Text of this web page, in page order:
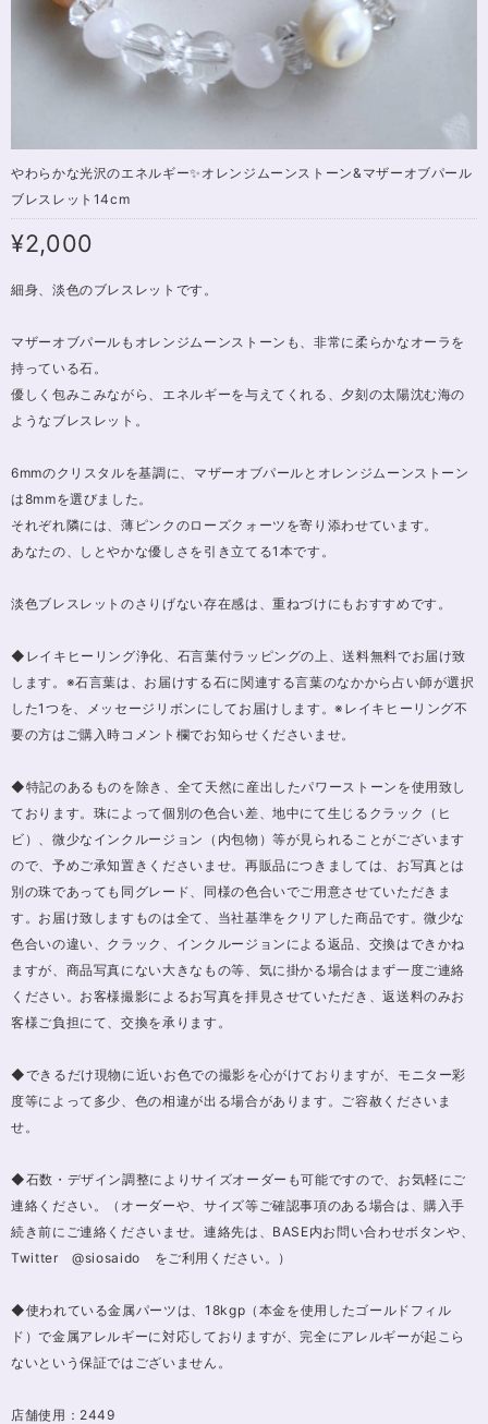
やわらかな光沢のエネルギー✨オレンジムーンストーン&マザーオブパール
ブレスレット14cm
¥2,000
細身、淡色のブレスレットです。
マザーオブパールもオレンジムーンストーンも、非常に柔らかなオーラを
持っている石。
優しく包みこみながら、エネルギーを与えてくれる、夕刻の太陽沈む海の
ようなブレスレット。
6mmのクリスタルを基調に、マザーオブパールとオレンジムーンストーン
は8mmを選びました。
それぞれ隣には、薄ピンクのローズクォーツを寄り添わせています。
あなたの、しとやかな優しさを引き立てる1本です。
淡色ブレスレットのさりげない存在感は、重ねづけにもおすすめです。
◆レイキヒーリング浄化、石言葉付ラッピングの上、送料無料でお届け致
します。※石言葉は、お届けする石に関連する言葉のなかから占い師が選択
した1つを、メッセージリボンにしてお届けします。※レイキヒーリング不
要の方はご購入時コメント欄でお知らせくださいませ。
◆特記のあるものを除き、全て天然に産出したパワーストーンを使用致し
ております。珠によって個別の色合い差、地中にて生じるクラック（ヒ
ビ）、微少なインクルージョン（内包物）等が見られることがございます
ので、予めご承知置きくださいませ。再販品につきましては、お写真とは
別の珠であっても同グレード、同様の色合いでご用意させていただきま
す。お届け致しますものは全て、当社基準をクリアした商品です。微少な
色合いの違い、クラック、インクルージョンによる返品、交換はできかね
ますが、商品写真にない大きなもの等、気に掛かる場合はまず一度ご連絡
ください。お客様撮影によるお写真を拝見させていただき、返送料のみお
客様ご負担にて、交換を承ります。
◆できるだけ現物に近いお色での撮影を心がけておりますが、モニター彩
度等によって多少、色の相違が出る場合があります。ご容赦くださいま
せ。
◆石数・デザイン調整によりサイズオーダーも可能ですので、お気軽にご
連絡ください。（オーダーや、サイズ等ご確認事項のある場合は、購入手
続き前にご連絡くださいませ。連絡先は、BASE内お問い合わせボタンや、
Twitter @siosaido をご利用ください。）
◆使われている金属パーツは、18kgp（本金を使用したゴールドフィル
ド）で金属アレルギーに対応しておりますが、完全にアレルギーが起こら
ないという保証ではございません。
店舗使用：2449